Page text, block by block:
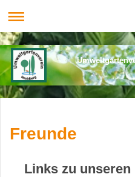
Freunde
Links zu